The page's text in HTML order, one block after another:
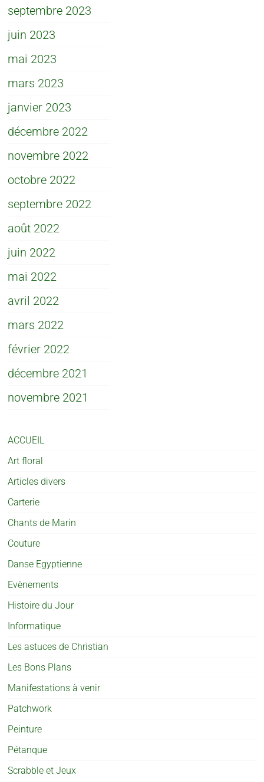
septembre 2023
juin 2023
mai 2023
mars 2023
janvier 2023
décembre 2022
novembre 2022
octobre 2022
septembre 2022
août 2022
juin 2022
mai 2022
avril 2022
mars 2022
février 2022
décembre 2021
novembre 2021
ACCUEIL
Art floral
Articles divers
Carterie
Chants de Marin
Couture
Danse Egyptienne
Evènements
Histoire du Jour
Informatique
Les astuces de Christian
Les Bons Plans
Manifestations à venir
Patchwork
Peinture
Pétanque
Scrabble et Jeux